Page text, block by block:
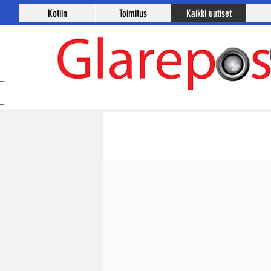
Kotiin Toimitus Kaikki uutiset